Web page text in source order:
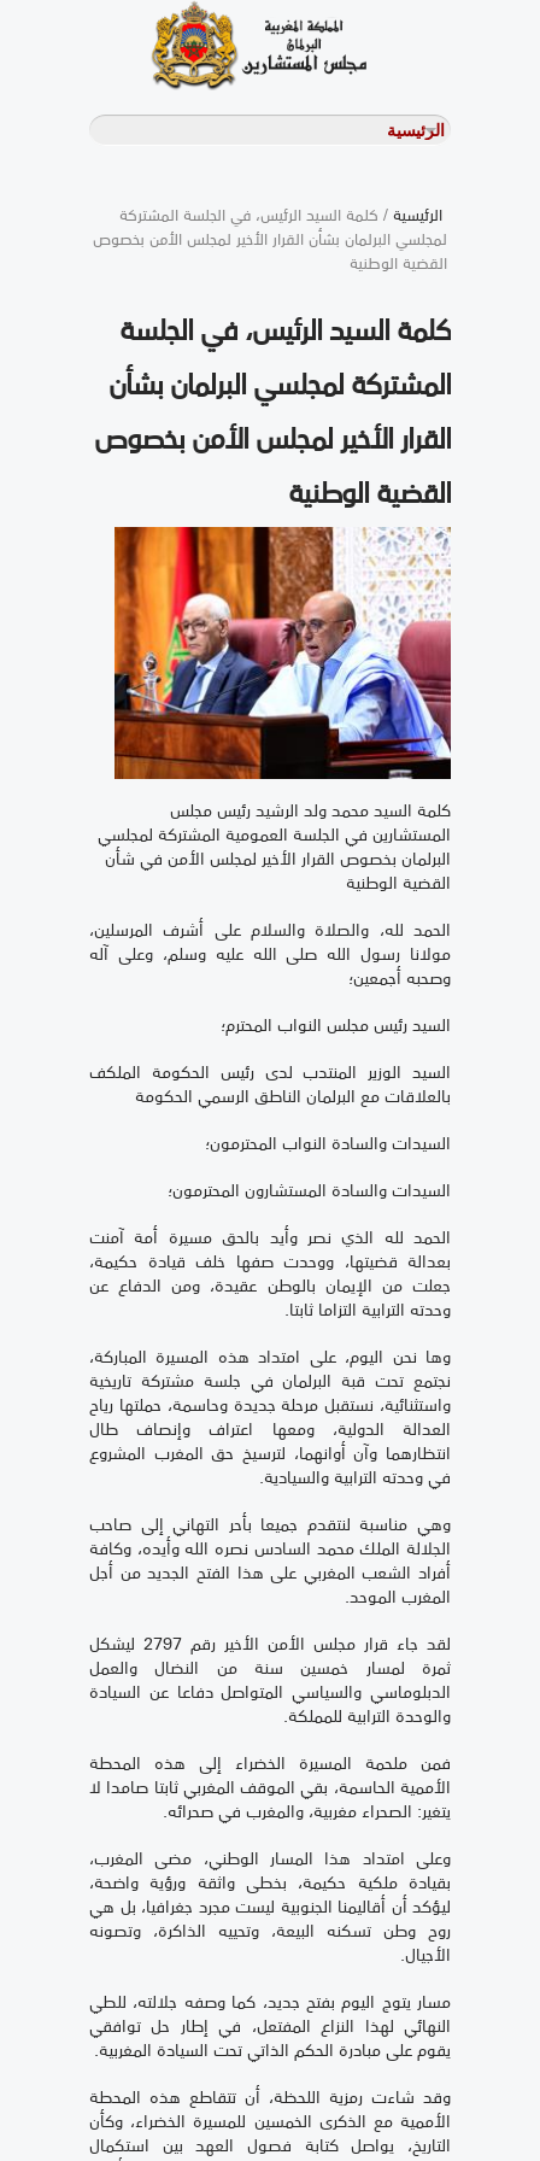
الرئيسية/ كلمة السيد الرئيس، في الجلسة المشتركة
لمجلسي البرلمان بشأن القرار الأخير لمجلس الأمن بخصوص
القضية الوطنية
كلمة السيد الرئيس، في الجلسة
المشتركة لمجلسي البرلمان بشأن
القرار الأخير لمجلس الأمن بخصوص
القضية الوطنية
كلمة السيد محمد ولد الرشيد رئيس مجلس
المستشارين في الجلسة العمومية المشتركة لمجلسي
البرلمان بخصوص القرار الأخير لمجلس الأمن في شأن
القضية الوطنية
الحمد لله، والصلاة والسلام على أشرف المرسلين،
مولانا رسول الله صلى الله عليه وسلم، وعلى آله
وصحبه أجمعين؛
السيد رئيس مجلس النواب المحترم؛
السيد الوزير المنتدب لدى رئيس الحكومة الملكف
بالعلاقات مع البرلمان الناطق الرسمي الحكومة
السيدات والسادة النواب المحترمون؛
السيدات والسادة المستشارون المحترمون؛
الحمد لله الذي نصر وأيد بالحق مسيرة أمة آمنت
بعدالة قضيتها، ووحدت صفها خلف قيادة حكيمة،
جعلت من الإيمان بالوطن عقيدة، ومن الدفاع عن
وحدته الترابية التزاما ثابتا.
وها نحن اليوم، على امتداد هذه المسيرة المباركة،
نجتمع تحت قبة البرلمان في جلسة مشتركة تاريخية
واستثنائية، نستقبل مرحلة جديدة وحاسمة، حملتها رياح
العدالة الدولية، ومعها اعتراف وإنصاف طال
انتظارهما وآن أوانهما، لترسيخ حق المغرب المشروع
في وحدته الترابية والسيادية.
وهي مناسبة لنتقدم جميعا بأحر التهاني إلى صاحب
الجلالة الملك محمد السادس نصره الله وأيده، وكافة
أفراد الشعب المغربي على هذا الفتح الجديد من أجل
المغرب الموحد.
لقد جاء قرار مجلس الأمن الأخير رقم 2797 ليشكل
ثمرة لمسار خمسين سنة من النضال والعمل
الدبلوماسي والسياسي المتواصل دفاعا عن السيادة
والوحدة الترابية للمملكة.
فمن ملحمة المسيرة الخضراء إلى هذه المحطة
الأممية الحاسمة، بقي الموقف المغربي ثابتا صامدا لا
يتغير: الصحراء مغربية، والمغرب في صحرائه.
وعلى امتداد هذا المسار الوطني، مضى المغرب،
بقيادة ملكية حكيمة، بخطى واثقة ورؤية واضحة،
ليؤكد أن أقاليمنا الجنوبية ليست مجرد جغرافيا، بل هي
روح وطن تسكنه البيعة، وتحييه الذاكرة، وتصونه
الأجيال.
مسار يتوج اليوم بفتح جديد، كما وصفه جلالته، للطي
النهائي لهذا النزاع المفتعل، في إطار حل توافقي
يقوم على مبادرة الحكم الذاتي تحت السيادة المغربية.
وقد شاءت رمزية اللحظة، أن تتقاطع هذه المحطة
الأممية مع الذكرى الخمسين للمسيرة الخضراء، وكأن
التاريخ، يواصل كتابة فصول العهد بين استكمال